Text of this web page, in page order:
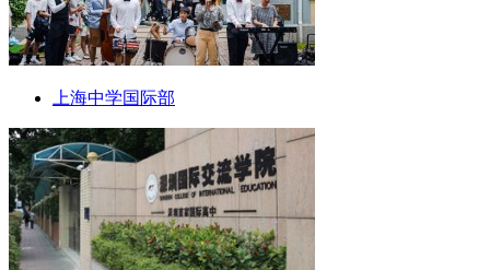
上海中学国际部